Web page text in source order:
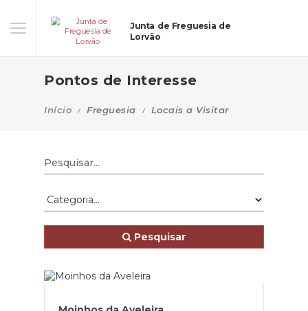
Junta de Freguesia de
Lorvão
Pontos de Interesse
Início Freguesia Locais a Visitar
Pesquisar